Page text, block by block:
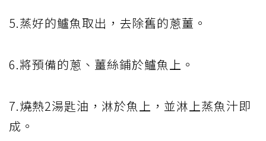
5.蒸好的鱸魚取出，去除舊的蔥薑。
6.將預備的蔥、薑絲鋪於鱸魚上。
7.燒熱2湯匙油，淋於魚上，並淋上蒸魚汁即
成。